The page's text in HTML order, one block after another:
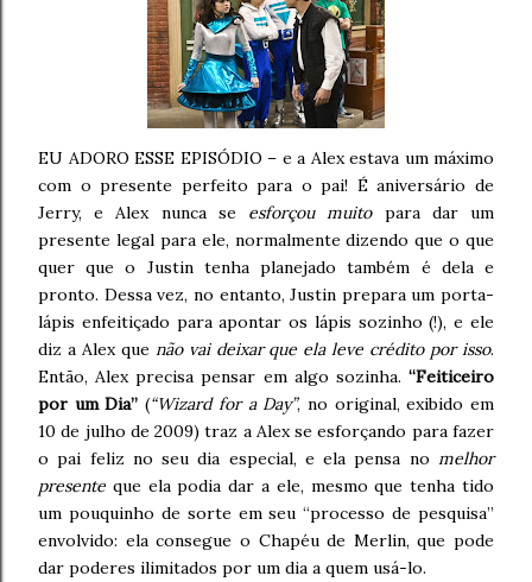
EU ADORO ESSE EPISÓDIO – e a Alex estava um máximo
com o presente perfeito para o pai! É aniversário de
Jerry, e Alex nunca se esforçou muitopara dar um
presente legal para ele, normalmente dizendo que o que
quer que o Justin tenha planejado também é dela e
pronto. Dessa vez, no entanto, Justin prepara um porta-
lápis enfeitiçado para apontar os lápis sozinho (!), e ele
diz a Alex que não vai deixar que ela leve crédito por isso.
Então, Alex precisa pensar em algo sozinha. “Feiticeiro
por um Dia” (“Wizard for a Day”, no original, exibido em
10 de julho de 2009) traz a Alex se esforçando para fazer
o pai feliz no seu dia especial, e ela pensa no melhor
presente que ela podia dar a ele, mesmo que tenha tido
um pouquinho de sorte em seu “processo de pesquisa”
envolvido: ela consegue o Chapéu de Merlin, que pode
dar poderes ilimitados por um dia a quem usá-lo.